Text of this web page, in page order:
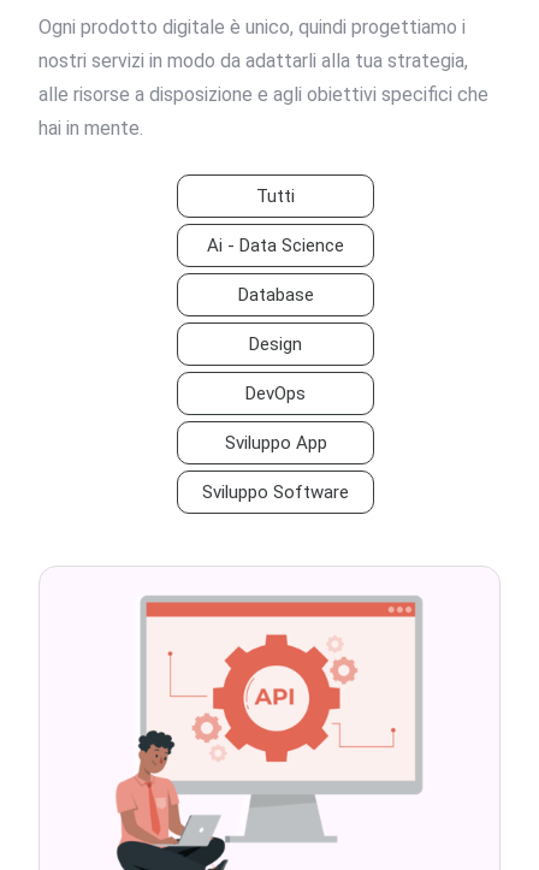
Ogni prodotto digitale è unico, quindi progettiamo i
nostri servizi in modo da adattarli alla tua strategia,
alle risorse a disposizione e agli obiettivi specifici che
hai in mente.
Tutti
Ai - Data Science
Database
Design
DevOps
Sviluppo App
Sviluppo Software